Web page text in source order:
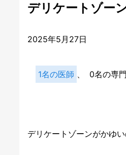
デリケートゾー
2025年5月27日
1名の医師 、 0名の専
デリケートゾーンがかゆ